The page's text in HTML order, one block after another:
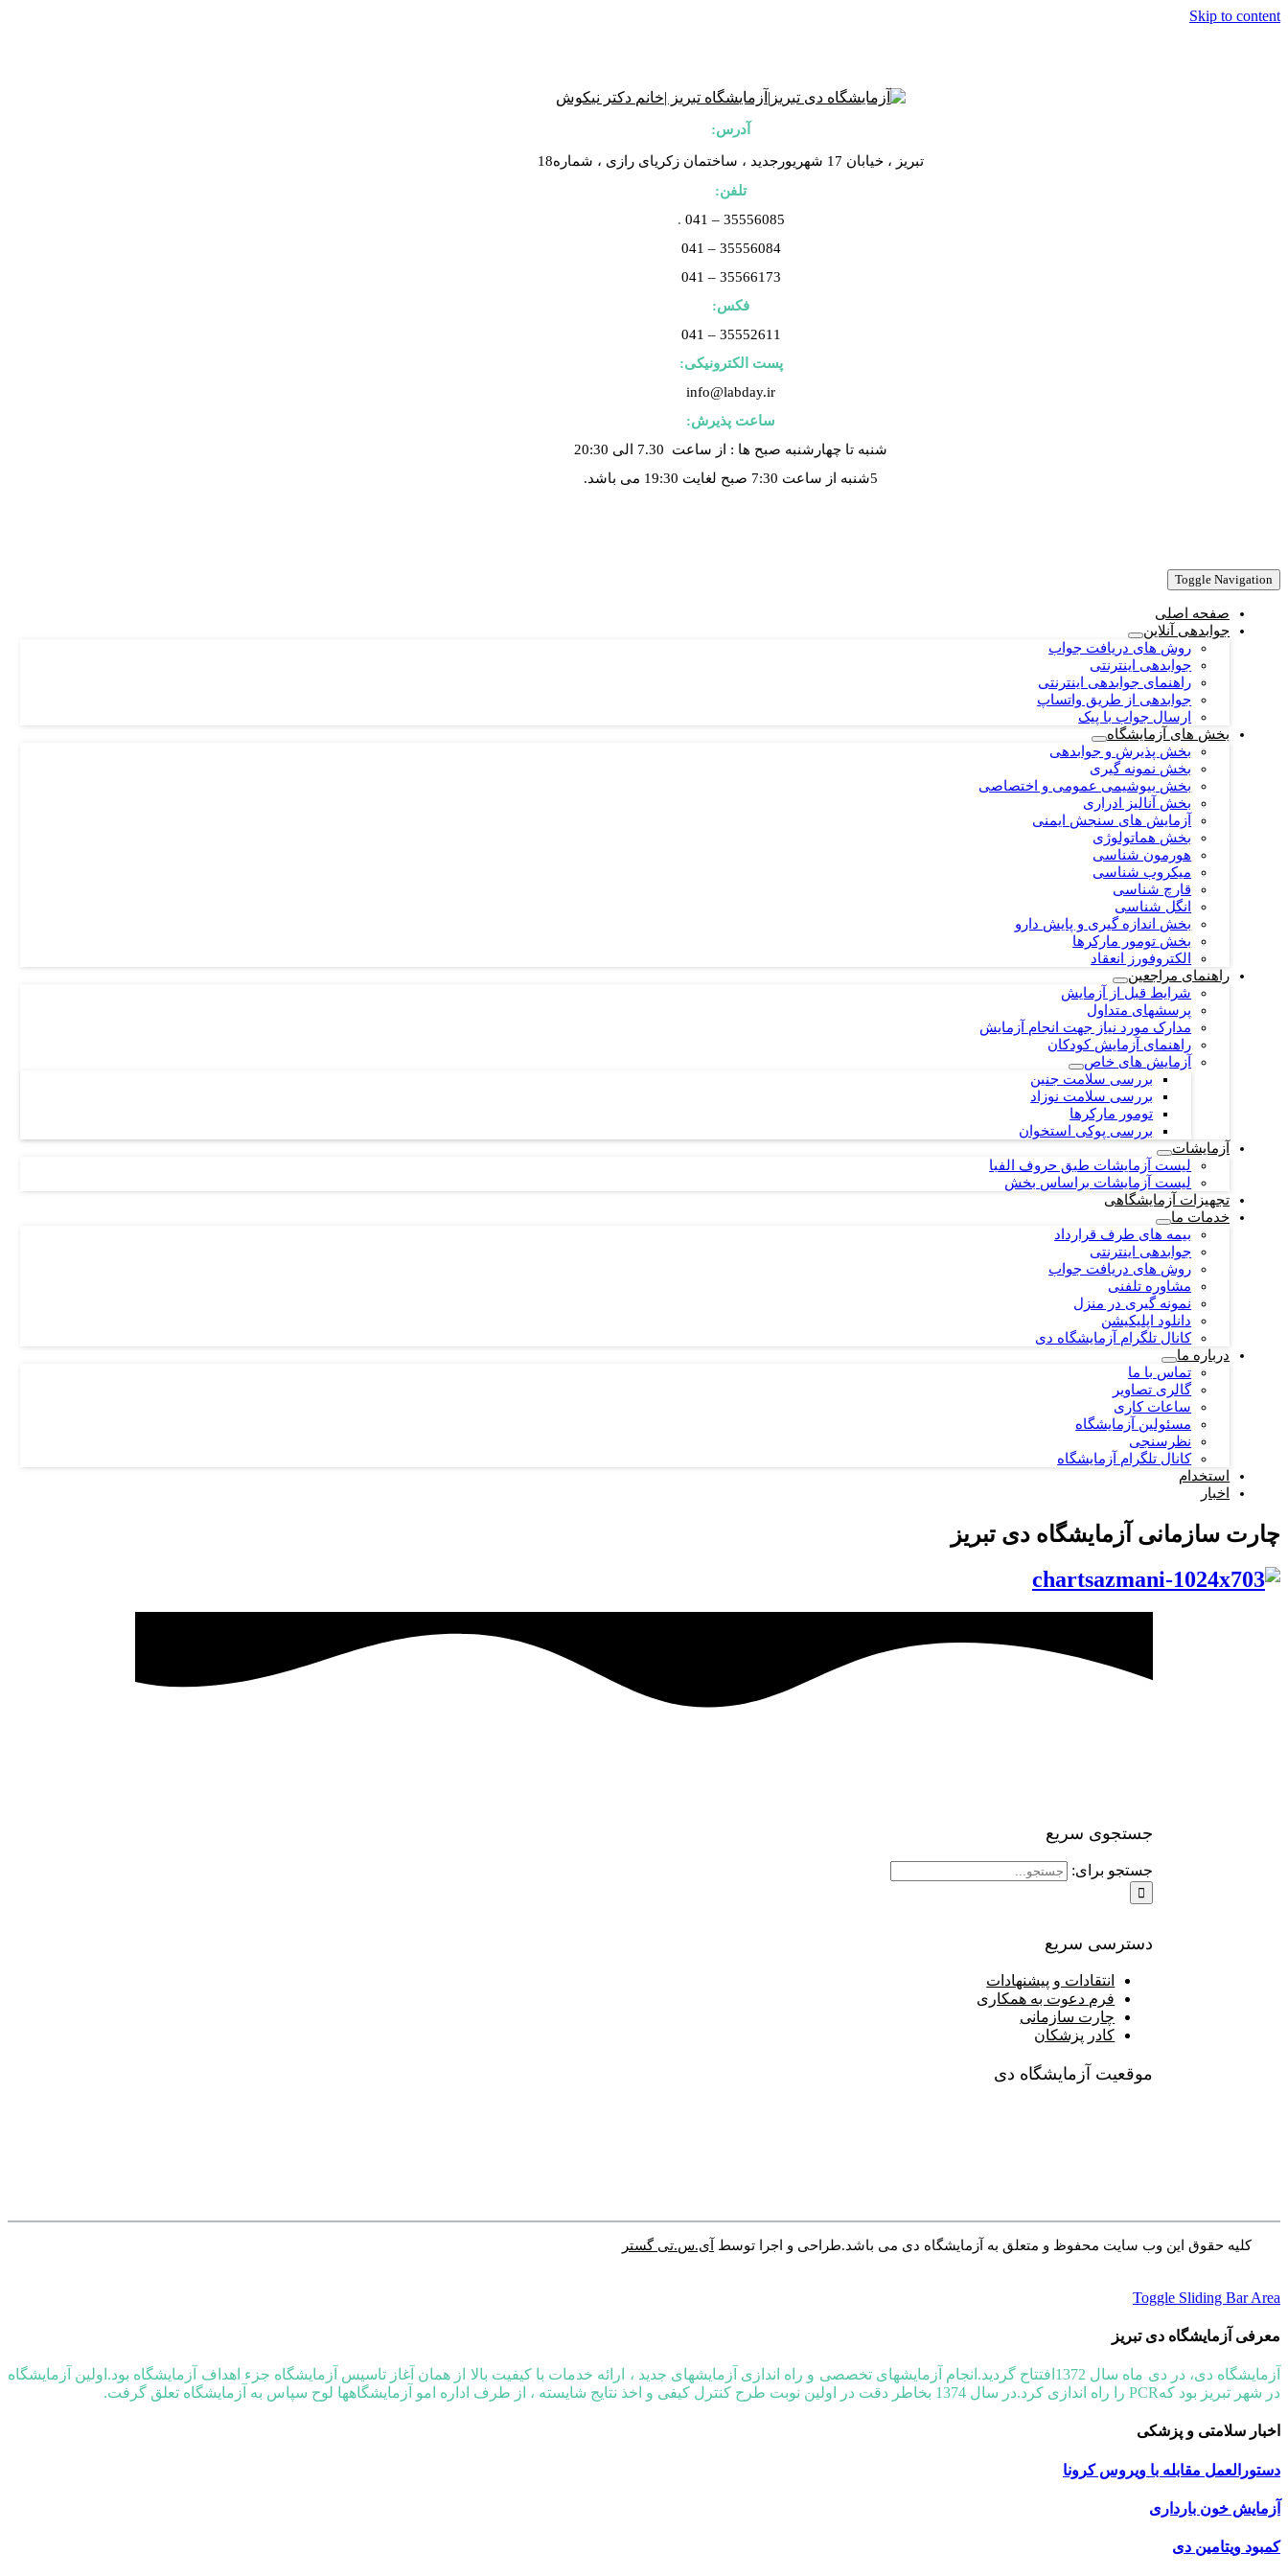
Skip to content
آدرس:
تبریز ، خیابان 17 شهریورجدید ، ساختمان زکریای رازی ، شماره18
تلفن:
35556085 – 041
.
35556084 – 041
35566173 – 041
فکس:
35552611 – 041
پست الکترونیکی:
info@labday.ir
ساعت پذیرش:
شنبه تا چهارشنبه صبح ها : از ساعت 7.30 الی 20:30
5شنبه از ساعت 7:30 صبح لغایت 19:30 می باشد.
Toggle Navigation
صفحه اصلی
جوابدهی آنلاین
روش های دریافت جواب
جوابدهی اینترنتی
راهنمای جوابدهی اینترنتی
جوابدهی از طریق واتساپ
ارسال جواب با پیک
بخش های آزمایشگاه
بخش پذیرش و جوابدهی
بخش نمونه گیری
بخش بیوشیمی عمومی و اختصاصی
بخش آنالیز ادراری
آزمایش های سنجش ایمنی
بخش هماتولوژی
هورمون شناسی
میکروب شناسی
قارچ شناسی
انگل شناسی
بخش اندازه گیری و پایش دارو
بخش تومور مارکرها
الکتروفورز انعقاد
راهنمای مراجعین
شرایط قبل از آزمایش
پرسشهای متداول
مدارک مورد نیاز جهت انجام آزمایش
راهنمای آزمایش کودکان
آزمایش های خاص
بررسی سلامت جنین
بررسی سلامت نوزاد
تومور مارکرها
بررسی پوکی استخوان
آزمایشات
لیست آزمایشات طبق حروف الفبا
لیست آزمایشات براساس بخش
تجهیزات آزمایشگاهی
خدمات ما
بیمه های طرف قرارداد
جوابدهی اینترنتی
روش های دریافت جواب
مشاوره تلفنی
نمونه گیری در منزل
دانلود اپلیکیشن
کانال تلگرام آزمایشگاه دی
درباره ما
تماس با ما
گالری تصاویر
ساعات کاری
مسئولین آزمایشگاه
نظرسنجی
کانال تلگرام آزمایشگاه
استخدام
اخبار
چارت سازمانی آزمایشگاه دی تبریز
جستجوی سریع
جستجو برای:
دسترسی سریع
انتقادات و پیشنهادات
فرم دعوت به همکاری
چارت سازمانی
کادر پزشکان
موقعیت آزمایشگاه دی
کلیه حقوق این وب سایت محفوظ و متعلق به آزمایشگاه دی می باشد.طراحی و اجرا توسط آی.س.تی گستر
Toggle Sliding Bar Area
معرفی آزمایشگاه دی تبریز
آزمایشگاه دی، در دی ماه سال 1372افتتاح گردید.انجام آزمایشهای تخصصی و راه اندازی آزمایشهای جدید ، ارائه خدمات با کیفیت بالا از همان آغاز تاسیس آزمایشگاه جزء اهداف آزمایشگاه بود.اولین آزمایشگاه
در شهر تبریز بود کهPCR را راه اندازی کرد.در سال 1374 بخاطر دقت در اولین نوبت طرح کنترل کیفی و اخذ نتایج شایسته ، از طرف اداره امو آزمایشگاهها لوح سپاس به آزمایشگاه تعلق گرفت.
اخبار سلامتی و پزشکی
دستورالعمل مقابله با ویروس کرونا
آزمایش خون بارداری
کمبود ویتامین دی